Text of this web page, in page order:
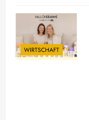
WIRTSCHAFT